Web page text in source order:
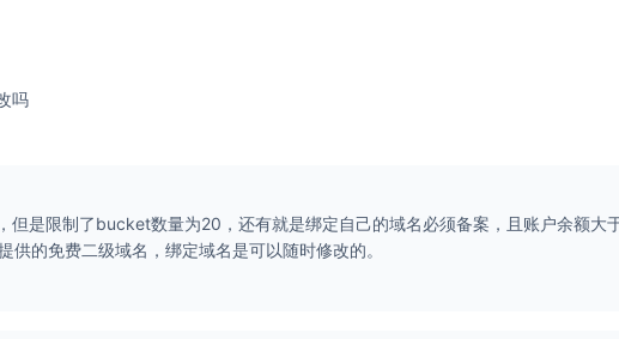
吗
但是限制了bucket数量为20，还有就是绑定自己的域名必须备案，且账户余额大
供的免费二级域名，绑定域名是可以随时修改的。